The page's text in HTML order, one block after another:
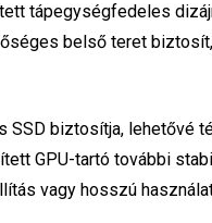
tápegységfedeles
belső teret
SSD biztosítja, lehetővé
GPU-tartó további
vagy hosszú